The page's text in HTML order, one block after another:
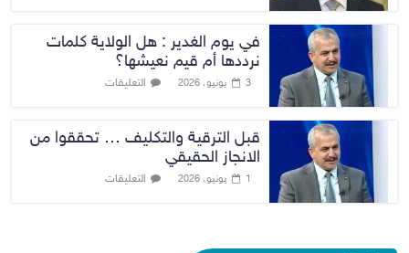
في يوم الغدير : هل الولاية كلمات
نرددها أم قيم نعيشها؟
3 يونيو، 2026 التعليقات
قبل الترقية والتكليف … تحققوا من
الانجاز الحقيقي
1 يونيو، 2026 التعليقات